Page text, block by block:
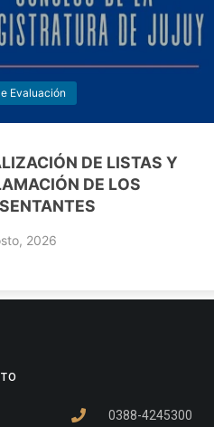
Evaluación
DE LISTAS Y
DE LOS
2026
0388-4245300